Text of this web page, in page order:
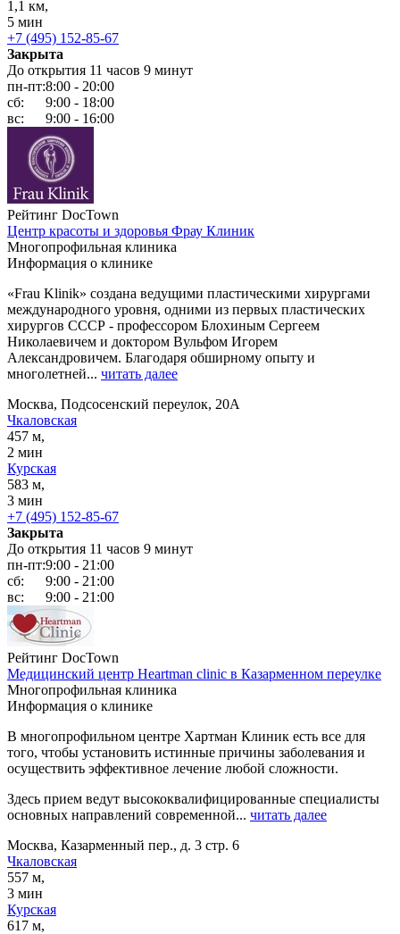
1,1 км,
5 мин
+7 (495) 152-85-67
Закрыта
До открытия 11 часов 9 минут
пн-пт:8:00 - 20:00
сб:
9:00 - 18:00
вс:
9:00 - 16:00
Рейтинг DocTown
Центр красоты и здоровья Фрау Клиник
Многопрофильная клиника
Информация о клинике
«Frau Klinik» создана ведущими пластическими хирургами
международного уровня, одними из первых пластических
хирургов СССР - профессором Блохиным Сергеем
Николаевичем и доктором Вульфом Игорем
Александровичем. Благодаря обширному опыту и
многолетней... читать далее
Москва, Подсосенский переулок, 20А
Чкаловская
457 м,
2 мин
Курская
583 м,
3 мин
+7 (495) 152-85-67
Закрыта
До открытия 11 часов 9 минут
пн-пт:9:00 - 21:00
сб:
9:00 - 21:00
вс:
9:00 - 21:00
Рейтинг DocTown
Медицинский центр Heartman clinic в Казарменном переулке
Многопрофильная клиника
Информация о клинике
В многопрофильном центре Хартман Клиник есть все для
того, чтобы установить истинные причины заболевания и
осуществить эффективное лечение любой сложности.
Здесь прием ведут высококвалифицированные специалисты
основных направлений современной... читать далее
Москва, Казарменный пер., д. 3 стр. 6
Чкаловская
557 м,
3 мин
Курская
617 м,